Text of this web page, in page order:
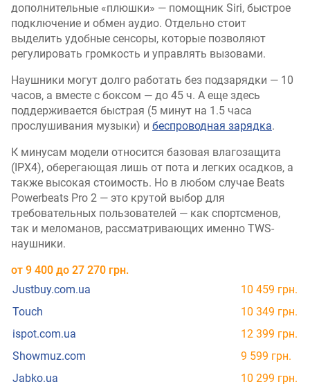
дополнительные «плюшки» — помощник Siri, быстрое
подключение и обмен аудио. Отдельно стоит
выделить удобные сенсоры, которые позволяют
регулировать громкость и управлять вызовами.
Наушники могут долго работать без подзарядки — 10
часов, а вместе с боксом — до 45 ч. А еще здесь
поддерживается быстрая (5 минут на 1.5 часа
прослушивания музыки) и беспроводная зарядка.
К минусам модели относится базовая влагозащита
(IPX4), оберегающая лишь от пота и легких осадков, а
также высокая стоимость. Но в любом случае Beats
Powerbeats Pro 2 — это крутой выбор для
требовательных пользователей — как спортсменов,
так и меломанов, рассматривающих именно TWS-
наушники.
от 9 400 до 27 270 грн.
Justbuy.com.ua
10 459 грн.
Touch
10 349 грн.
ispot.com.ua
12 399 грн.
Showmuz.com
9 599 грн.
Jabko.ua
10 299 грн.